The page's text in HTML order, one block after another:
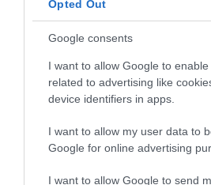
Opted Out
Google consents
I want to allow Google to
related to advertising like
device identifiers in apps.
I want to allow my user data to
Google for online advertising
I want to allow Google to send
TALÁLKOZÁSA
2026-08-04